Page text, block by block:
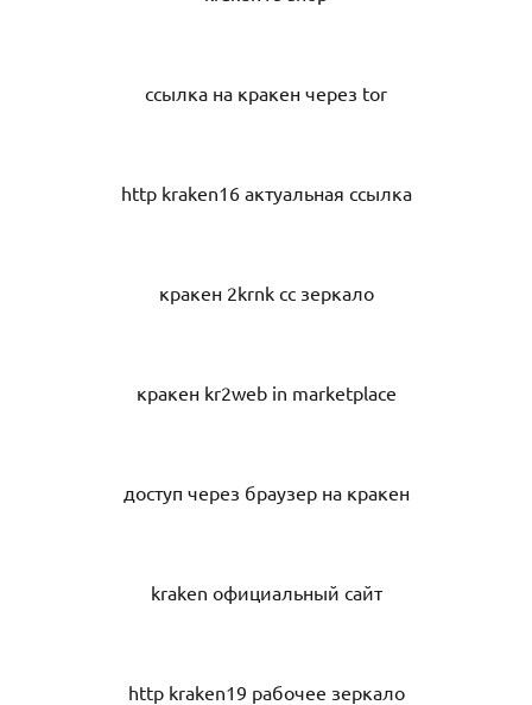
ссылка на кракен через tor
http kraken16 актуальная ссылка
кракен 2krnk cc зеркало
кракен kr2web in marketplace
доступ через браузер на кракен
kraken официальный сайт
http kraken19 рабочее зеркало